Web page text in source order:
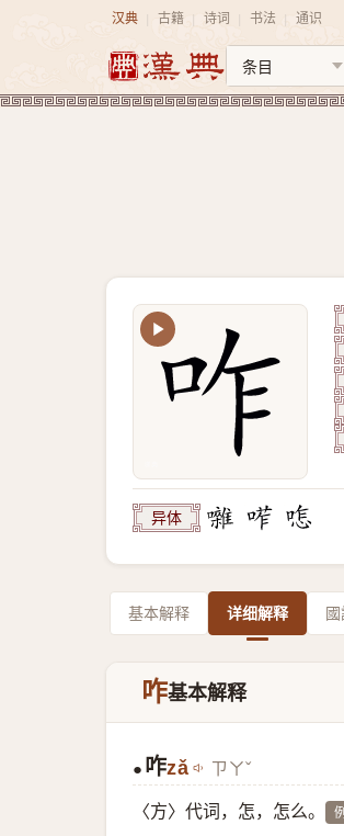
汉典 古籍 诗词 书法 通识
异体
基本解释 详细解释
咋基本解释
● 咋zǎ ㄗㄚˇ
〈方〉代词，怎，怎么。